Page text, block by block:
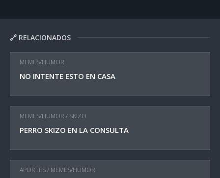
🔗 RELACIONADOS
MEMES/HUMOR
NO INTENTE ESTO EN CASA
MEMES/HUMOR / SKIZO
PERRO SKIZO EN LA CONSULTA
APORTES/ MEMES/HUMOR